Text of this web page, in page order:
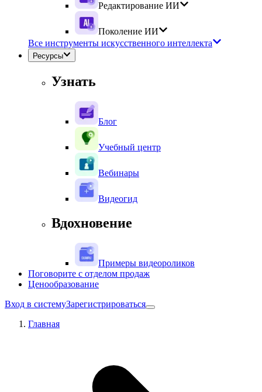
Редактирование ИИ
Поколение ИИ
Все инструменты искусственного интеллекта
Ресурсы
Узнать
Блог
Учебный центр
Вебинары
Видеогид
Вдохновение
Примеры видеороликов
Поговорите с отделом продаж
Ценообразование
Вход в системуЗарегистрироваться
Главная